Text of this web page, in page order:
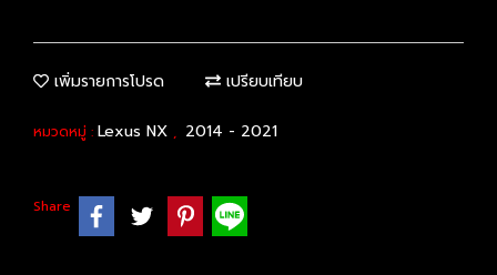
เพิ่มรายการโปรด เปรียบเทียบ
หมวดหมู่ : Lexus NX , 2014 - 2021
Share